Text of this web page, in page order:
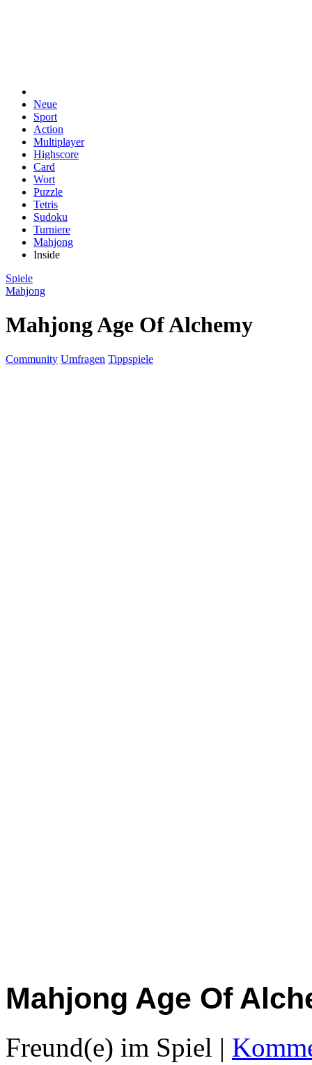
Neue
Sport
Action
Multiplayer
Highscore
Card
Wort
Puzzle
Tetris
Sudoku
Turniere
Mahjong
Inside
Spiele
Mahjong
Mahjong Age Of Alchemy
Community Umfragen Tippspiele
Mahjong Age Of
Freund(e) im Spiel |